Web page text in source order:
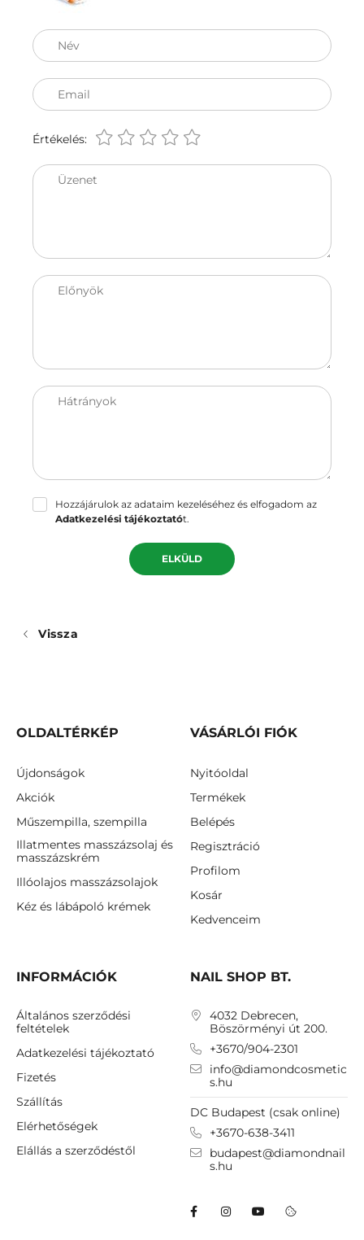
Név
Email
Értékelés:
Üzenet
Előnyök
Hátrányok
Hozzájárulok az adataim kezeléséhez és elfogadom az
Adatkezelési tájékoztatót.
ELKÜLD
Vissza
OLDALTÉRKÉP
Újdonságok
Akciók
Műszempilla, szempilla
Illatmentes masszázsolaj és
masszázskrém
Illóolajos masszázsolajok
Kéz és lábápoló krémek
VÁSÁRLÓI FIÓK
Nyitóoldal
Termékek
Belépés
Regisztráció
Profilom
Kosár
Kedvenceim
INFORMÁCIÓK
Általános szerződési
feltételek
Adatkezelési tájékoztató
Fizetés
Szállítás
Elérhetőségek
Elállás a szerződéstől
NAIL SHOP BT.
4032 Debrecen,
Böszörményi út 200.
+3670/904-2301
info@diamondcosmetic
s.hu
DC Budapest (csak online)
+3670-638-3411
budapest@diamondnail
s.hu